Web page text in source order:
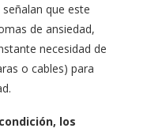
que este
de ansiedad,
necesidad de
o cables) para
los